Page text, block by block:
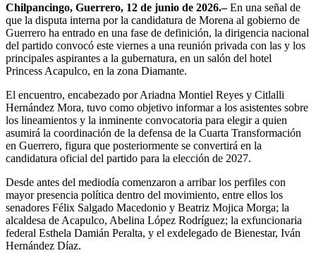
Chilpancingo, Guerrero, 12 de junio de 2026.–En una señal de
que la disputa interna por la candidatura de Morena al gobierno de
Guerrero ha entrado en una fase de definición, la dirigencia nacional
del partido convocó este viernes a una reunión privada con las y los
principales aspirantes a la gubernatura, en un salón del hotel
Princess Acapulco, en la zona Diamante.
El encuentro, encabezado por Ariadna Montiel Reyes y Citlalli
Hernández Mora, tuvo como objetivo informar a los asistentes sobre
los lineamientos y la inminente convocatoria para elegir a quien
asumirá la coordinación de la defensa de la Cuarta Transformación
en Guerrero, figura que posteriormente se convertirá en la
candidatura oficial del partido para la elección de 2027.
Desde antes del mediodía comenzaron a arribar los perfiles con
mayor presencia política dentro del movimiento, entre ellos los
senadores Félix Salgado Macedonio y Beatriz Mojica Morga; la
alcaldesa de Acapulco, Abelina López Rodríguez; la exfuncionaria
federal Esthela Damián Peralta, y el exdelegado de Bienestar, Iván
Hernández Díaz.